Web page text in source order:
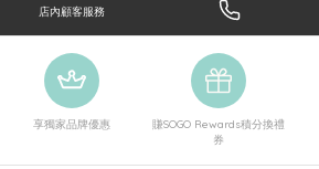
店內顧客服務
享獨家品牌優惠
賺SOGO Rewards積分換禮
券